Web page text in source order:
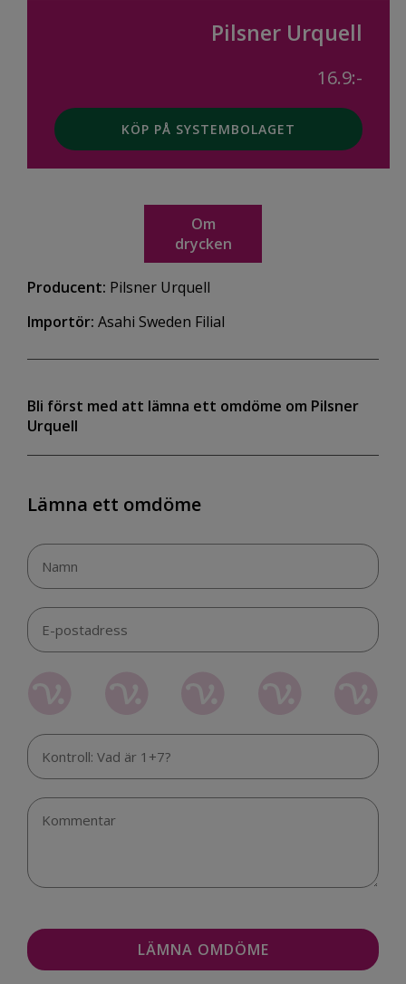
Pilsner Urquell
16.9:-
KÖP PÅ SYSTEMBOLAGET
Om
drycken
Producent: Pilsner Urquell
Importör: Asahi Sweden Filial
Bli först med att lämna ett omdöme om Pilsner
Urquell
Lämna ett omdöme